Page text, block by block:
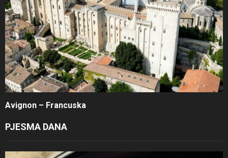
Avignon – Francuska
PJESMA DANA